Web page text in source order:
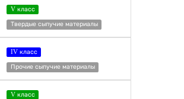
V класс
Твердые сыпучие материалы
IV класс
Прочие сыпучие материалы
V класс